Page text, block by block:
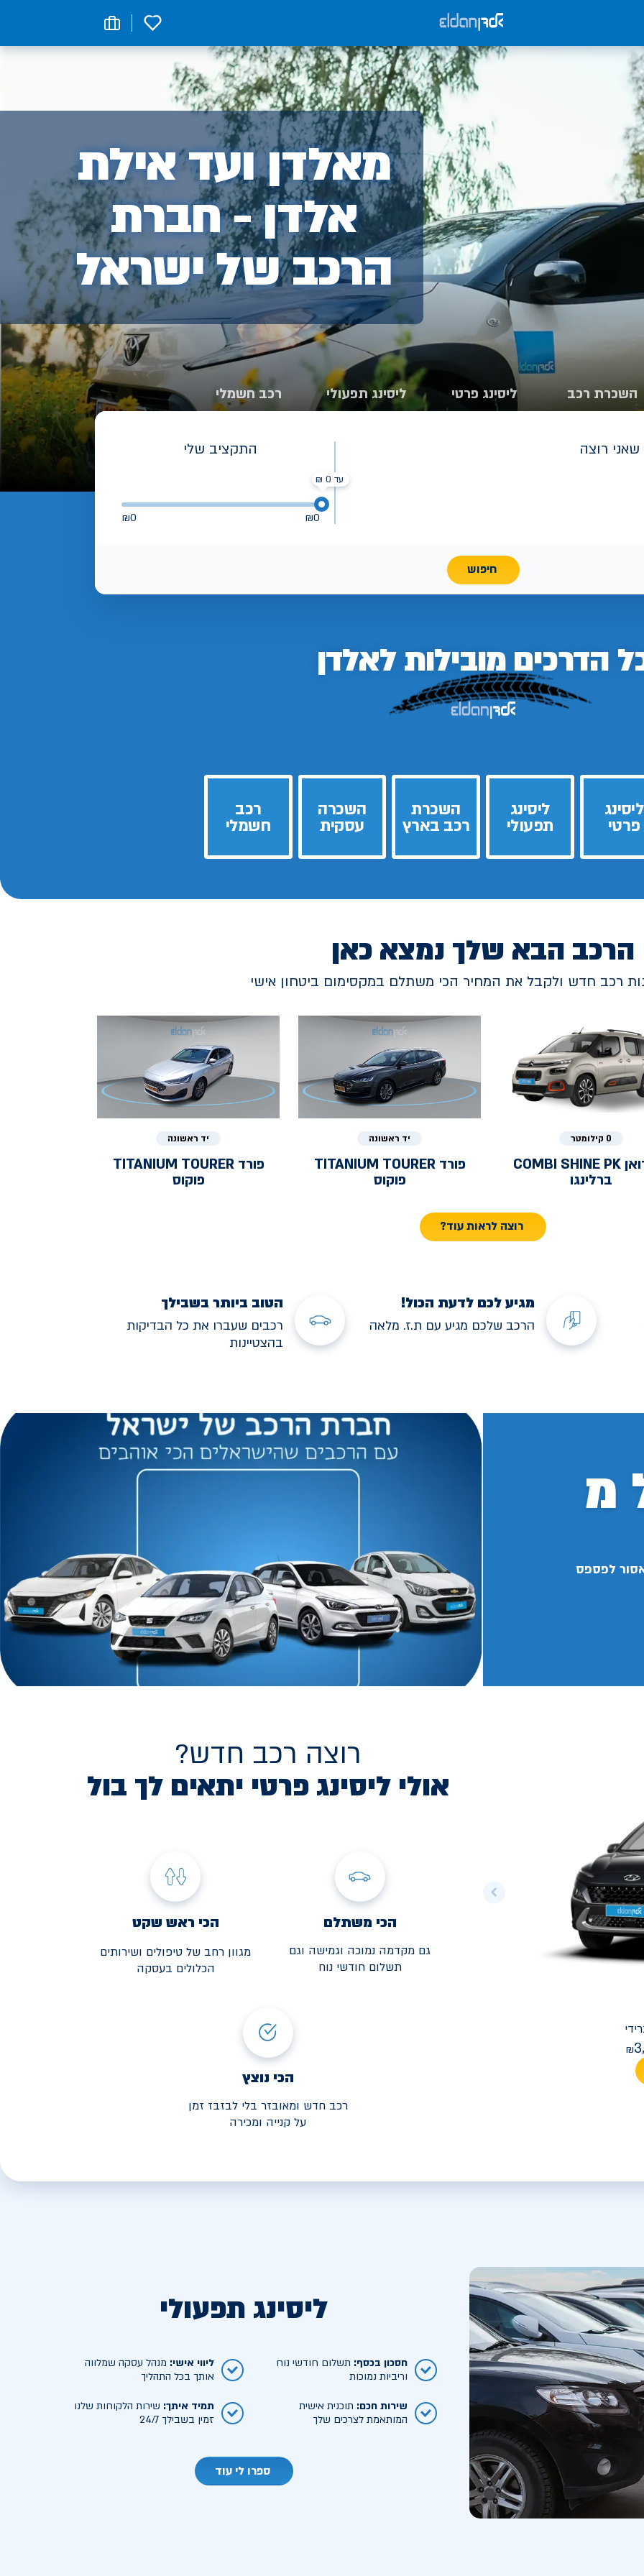
0
אלדן
-
מאלדן ועד אילת
אלדן - חברת
הרכב של ישראל
השכרת רכב ליסינג פרטי ליסינג תפעולי רכב חשמלי
רוצה התקציב שלי
₪0
₪0
חיפוש
הדרכיםמובילות לאלדן
ליסינג
פרטי
ליסינג
תפעולי
השכרת
רכב בארץ
השכרה
עסקית
רכב
חשמלי
הרכב הבא שלך נמצא כאן
רכב חדש ולקבל את המחיר הכי משתלם במקסימום ביטחון אישי
0 קילומטר
COMBI SHINE PK
ברלינגו
יד ראשונה
פורד TITANIUM TOURER
פוקוס
יד ראשונה
פורד TITANIUM TOURER
פוקוס
רוצה לראות עוד?
מגיע לכם לדעת הכול!
הרכב שלכם מגיע עם ת.ז. מלאה
הטוב ביותר בשבילך
רכבים שעברו את כל הבדיקות
בהצטיינות
מ
לפספס
רוצה רכב חדש?
אולי ליסינג פרטי יתאים לך בול
הכי משתלם
גם מקדמה נמוכה וגמישה וגם
תשלום חודשי נוח
הכי ראש שקט
מגוון רחב של טיפולים ושירותים
הכלולים בעסקה
הכי נוצץ
רכב חדש ומאובזר בלי לבזבז זמן
על קנייה ומכירה
מחיר חודשי החל מ- 3,190
ליסינג תפעולי
חסכון בכסף: תשלום חודשי נוח
וריביות נמוכות
ליווי אישי: מנהל עסקה שמלווה
אותך בכל התהליך
שירות חכם: תוכנית אישית
המותאמת לצרכים שלך
תמיד איתך: שירות הלקוחות שלנו
זמין בשבילך 24/7
ספרו לי עוד
עד 0 ₪